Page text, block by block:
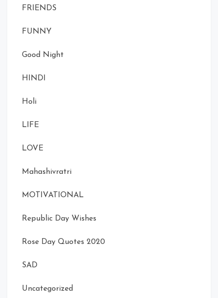
FRIENDS
FUNNY
Good Night
HINDI
Holi
LIFE
LOVE
Mahashivratri
MOTIVATIONAL
Republic Day Wishes
Rose Day Quotes 2020
SAD
Uncategorized